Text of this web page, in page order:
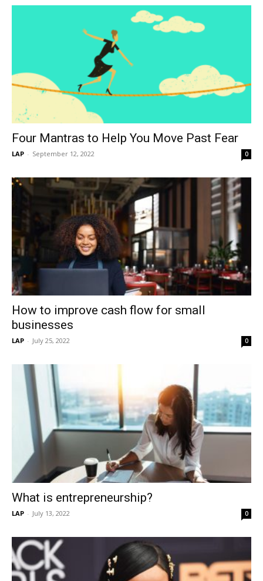
Four Mantras to Help You Move Past Fear
LAP - September 12, 2022 0
How to improve cash flow for small
businesses
LAP - July 25, 2022 0
What is entrepreneurship?
LAP - July 13, 2022 0